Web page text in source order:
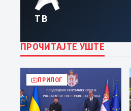
ТВ
ПРОЧИТАЈТЕ УШТЕ
ПРИЛОГ